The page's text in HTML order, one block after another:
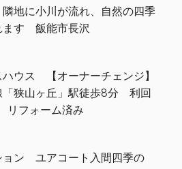
地に小川が流れ、自然の四季
ます 飯能市長沢
ウス 【オーナーチェンジ】
「狭山ヶ丘」駅徒歩8分 利回
フォーム済み
ョン ユアコート入間四季の